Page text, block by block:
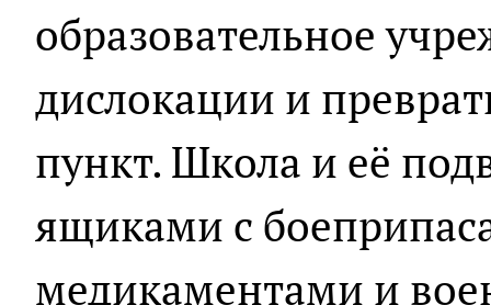
образовательное
дислокации и
пункт. Школа и её
ящиками с
медикаментами и